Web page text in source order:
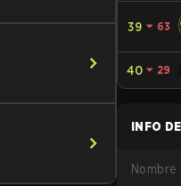
39 ⏷ 63
40 ⏷ 29
INFO
Nombre